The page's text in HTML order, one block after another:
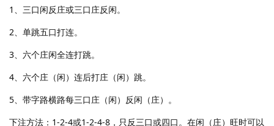
1、三口闲反庄或三口庄反闲。
2、单跳五口打连。
3、六个庄闲全连打跳。
4、六个庄（闲）连后打庄（闲）跳。
5、带字路横路每三口庄（闲）反闲（庄）。
下注方法：1-2-4或1-2-4-8，只反三口或四口。在闲（庄）旺时可以